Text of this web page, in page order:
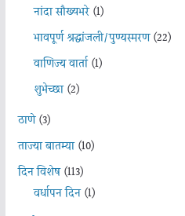
नांदा सौख्यभरे(1)
भावपूर्ण श्रद्धांजली/पुण्यस्मरण(22)
वाणिज्य वार्ता(1)
शुभेच्छा(2)
ठाणे(3)
ताज्या बातम्या(10)
दिन विशेष(113)
वर्धापन दिन(1)